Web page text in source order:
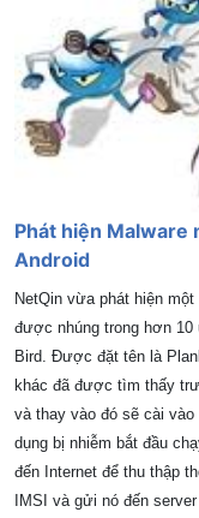
Phát hiện Malware
Android
NetQin vừa phát hiện
được nhúng trong hơn 10
Bird. Được đặt tên là
khác đã được tìm thấy
và thay vào đó sẽ cài
dụng bị nhiễm bắt đầu
đến Internet để thu thập
IMSI và gửi nó đến